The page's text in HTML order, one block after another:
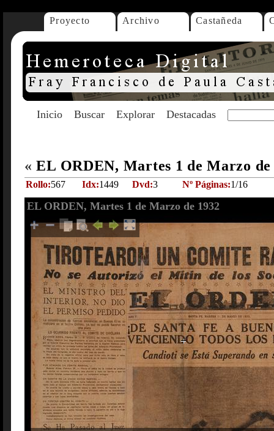
Proyecto Archivo Castañeda
Inicio Buscar Explorar Destacadas
« EL ORDEN, Martes 1 de Marzo
Rollo:567 Idx:1449 Dvd:3 Nº Páginas:1/16
EL ORDEN, Martes 1 de Marzo de 1932